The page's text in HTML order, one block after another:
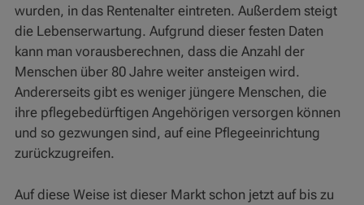
wurden, in das Rentenalter eintreten. Außerdem steigt
die Lebenserwartung. Aufgrund dieser festen Daten
kann man vorausberechnen, dass die Anzahl der
Menschen über 80 Jahre weiter ansteigen wird.
Andererseits gibt es weniger jüngere Menschen, die
ihre pflegebedürftigen Angehörigen versorgen können
und so gezwungen sind, auf eine Pflegeeinrichtung
zurückzugreifen.
Auf diese Weise ist dieser Markt schon jetzt auf bis zu